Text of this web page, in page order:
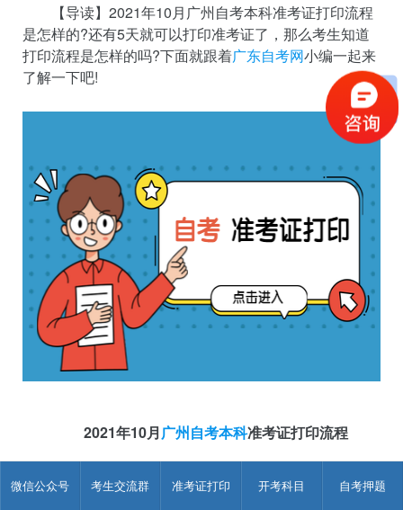
微信公众号 考生交流群 准考证打印 开考科目 自考押题
【导读】2021年10月广州自考本科准考证打印流程
是怎样的?还有5天就可以打印准考证了，那么考生知道
打印流程是怎样的吗?下面就跟着广东自考网小编一起来
了解一下吧!
2021年10月广州自考本科准考证打印流程
(http://www.eeagd.edu.cn/selfec/，点击【考生入口】按钮进入